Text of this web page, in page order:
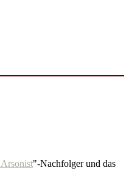
"-Nachfolger und das